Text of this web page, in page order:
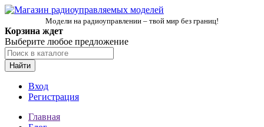
Модели на радиоуправлении – твой мир без границ!
Корзина ждет
Выберите любое предложение
Найти
Вход
Регистрация
Главная